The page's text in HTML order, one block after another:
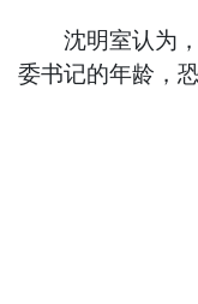
沈明室认为，
委书记的年龄，